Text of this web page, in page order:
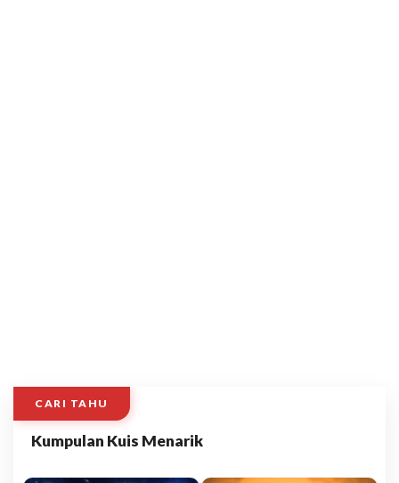
CARI TAHU
Kumpulan Kuis Menarik